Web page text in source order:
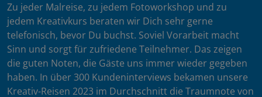
Zu jeder Malreise, zu jedem Fotoworkshop und zu
jedem Kreativkurs beraten wir Dich sehr gerne
telefonisch, bevor Du buchst. Soviel Vorarbeit macht
Sinn und sorgt für zufriedene Teilnehmer. Das zeigen
die guten Noten, die Gäste uns immer wieder gegeben
haben. In über 300 Kundeninterviews bekamen unsere
Kreativ-Reisen 2023 im Durchschnitt die Traumnote von